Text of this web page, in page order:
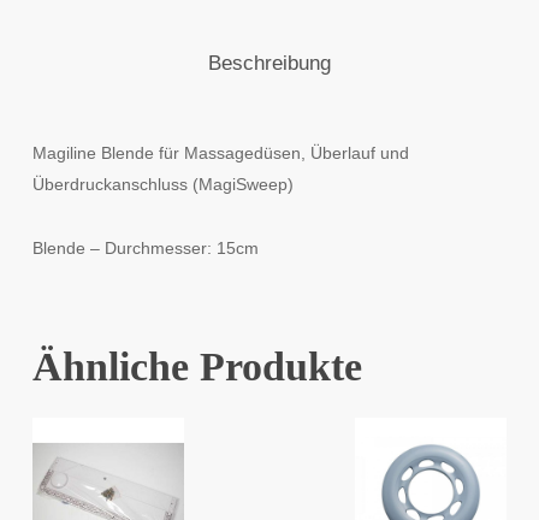
Beschreibung
Magiline Blende für Massagedüsen, Überlauf und
Überdruckanschluss (MagiSweep)
Blende – Durchmesser: 15cm
Ähnliche Produkte